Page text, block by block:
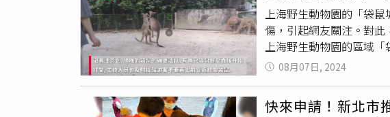
1日，有條件放寬家貓可
四肢、頭、尾或逃脫者，
接觸或被野生動物接觸
制醫療成本，並加速患
術醫師、個管師、麻醉
骨科膝關節與髖關節置
率相對小很多，且狂犬病
任林岱瑾表示，強制登記
出現，對此樂觀其成，
要在登記的同時施打疫苗
上海野生動物園的「袋
傷，引起網友關注。對此
上海野生動物園的區域
開放時段，以應對激增
天，突然有一隻比自己
打。該名遊客表示，自
息了幾天。受傷遊客表示
08月07日, 2024
快來申請！新北市